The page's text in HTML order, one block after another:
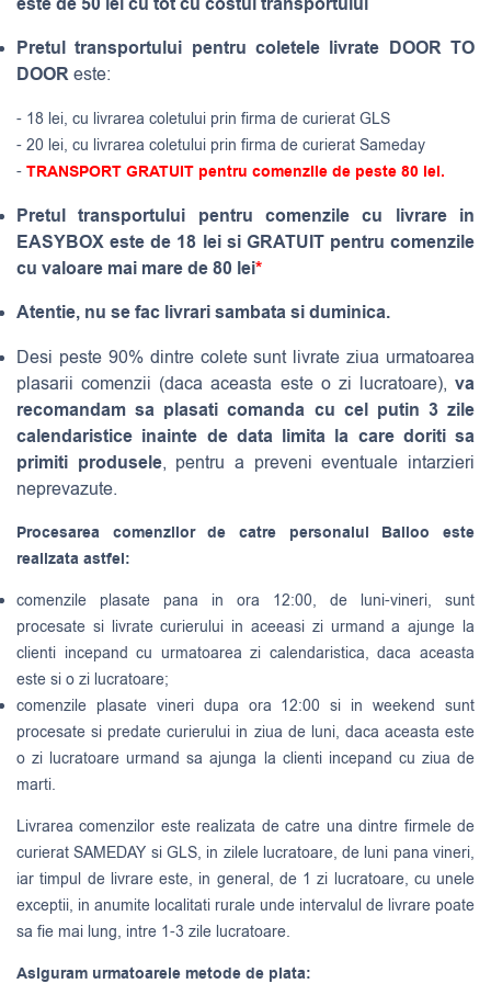
Pretul transportului pentru coletele livrate DOOR TO
DOOReste:
- 18 lei, cu livrarea coletului prin firma de curierat GLS
- 20 lei, cu livrarea coletului prin firma de curierat Sameday
- TRANSPORT GRATUIT pentru comenzile de peste 80 lei.
Pretul transportului pentru comenzile cu livrare in
EASYBOX este de 18 lei si GRATUIT pentru comenzile
cu valoare mai mare de 80 lei*
Atentie, nu se fac livrari sambata si duminica.
Desi peste 90% dintre colete sunt livrate ziua urmatoarea
plasarii comenzii (daca aceasta este o zi lucratoare), va
recomandam sa plasati comanda cu cel putin 3 zile
calendaristice inainte de data limita la care doriti sa
primiti produsele, pentru a preveni eventuale intarzieri
neprevazute.
Procesarea comenzilor de catre personalul Balloo este
realizata astfel:
comenzile plasate pana in ora 12:00, de luni-vineri, sunt
procesate si livrate curierului in aceeasi zi urmand a ajunge la
clienti incepand cu urmatoarea zi calendaristica, daca aceasta
este si o zi lucratoare;
comenzile plasate vineri dupa ora 12:00 si in weekend sunt
procesate si predate curierului in ziua de luni, daca aceasta este
o zi lucratoare urmand sa ajunga la clienti incepand cu ziua de
marti.
Livrarea comenzilor este realizata de catre una dintre firmele de
curieratSAMEDAY si GLS, in zilele lucratoare, de luni pana vineri,
iar timpul de livrare este, in general, de 1 zi lucratoare, cu unele
exceptii, in anumite localitati rurale unde intervalul de livrare poate
sa fie mai lung, intre 1-3 zile lucratoare.
Asiguram urmatoarele metode de plata: